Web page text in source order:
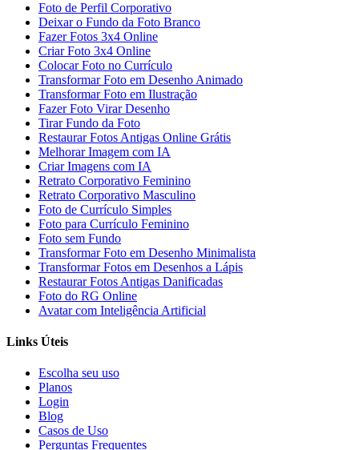
Foto de Perfil Corporativo
Deixar o Fundo da Foto Branco
Fazer Fotos 3x4 Online
Criar Foto 3x4 Online
Colocar Foto no Currículo
Transformar Foto em Desenho Animado
Transformar Foto em Ilustração
Fazer Foto Virar Desenho
Tirar Fundo da Foto
Restaurar Fotos Antigas Online Grátis
Melhorar Imagem com IA
Criar Imagens com IA
Retrato Corporativo Feminino
Retrato Corporativo Masculino
Foto de Currículo Simples
Foto para Currículo Feminino
Foto sem Fundo
Transformar Foto em Desenho Minimalista
Transformar Fotos em Desenhos a Lápis
Restaurar Fotos Antigas Danificadas
Foto do RG Online
Avatar com Inteligência Artificial
Links Úteis
Escolha seu uso
Planos
Login
Blog
Casos de Uso
Perguntas Frequentes